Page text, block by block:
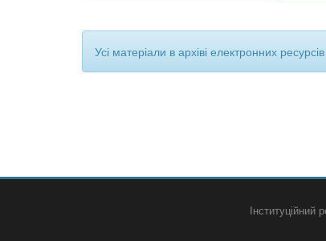
Усі матеріали в архіві електронних